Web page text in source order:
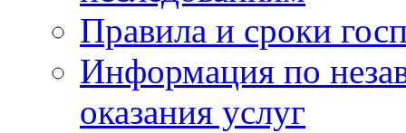
Правила и сроки
Информация по
оказания услуг